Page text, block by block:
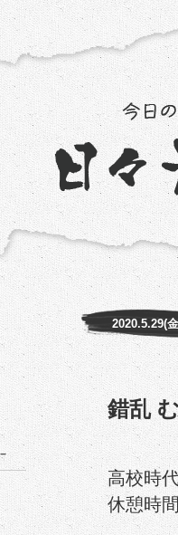
2020.5.29(
錯乱
高校時
休憩時